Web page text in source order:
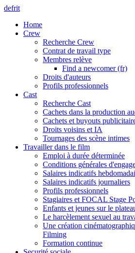
defrit
Home
Crew
Recherche Crew
Contrat de travail type
Membres relève
Find a newcomer (fr)
Droits d'auteurs
Profils professionnels
Cast
Recherche Cast
Cachets dans la production
Cachets et buyouts
Droits voisins et IA
Tournages des scène intimes
Travailler dans le film
Emploi à durée déterminée
Conditions générales
Salaires indicatifs
Salaires indicatifs journaliers
Profils professionnels
Stagiaires et FOCAL Stage
Enfants et jeunes sur le
Le harcèlement sexuel au
Une création
Filming
Formation continue